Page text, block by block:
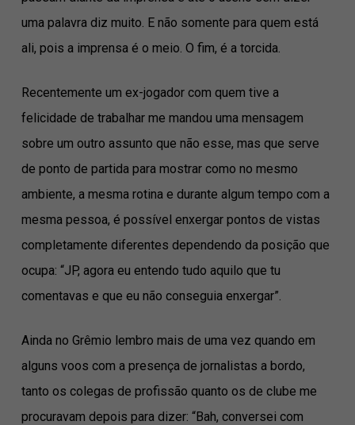
uma palavra diz muito. E não somente para quem está
ali, pois a imprensa é o meio. O fim, é a torcida.
Recentemente um ex-jogador com quem tive a
felicidade de trabalhar me mandou uma mensagem
sobre um outro assunto que não esse, mas que serve
de ponto de partida para mostrar como no mesmo
ambiente, a mesma rotina e durante algum tempo com a
mesma pessoa, é possível enxergar pontos de vistas
completamente diferentes dependendo da posição que
ocupa: “JP, agora eu entendo tudo aquilo que tu
comentavas e que eu não conseguia enxergar”.
Ainda no Grêmio lembro mais de uma vez quando em
alguns voos com a presença de jornalistas a bordo,
tanto os colegas de profissão quanto os de clube me
procuravam depois para dizer: “Bah, conversei com